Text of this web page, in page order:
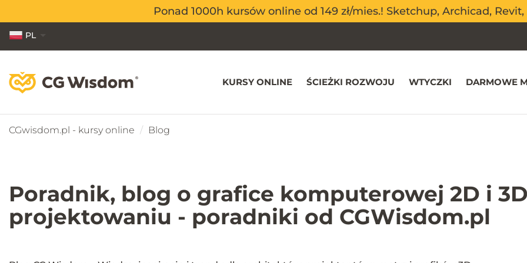
Ponad 1000h kursów online od 149 zł/mies.! Sketchup, Archicad,
Ponad 1000h kursów online od 149 zł/mies.! Sketchup, Archicad,
PL
EN
KURSY ONLINE ŚCIEŻKI ROZWOJU WTYCZKI DARMOWE
CGwisdom.pl - kursy online Blog
Poradnik, blog o grafice komputerowej 2D i
projektowaniu - poradniki od CGWisdom.pl